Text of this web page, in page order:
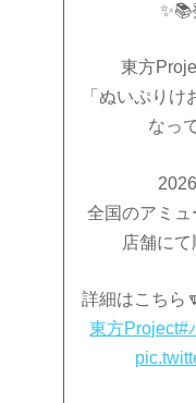
東方
「ぬいぷり
なっ
全国のアミ
店舗に
詳細はこちら
東方Project#